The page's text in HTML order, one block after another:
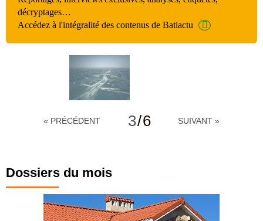
décryptages…
Accédez à l'intégralité des contenus de Batiactu
« PRÉCÉDENT 3/6 SUIVANT »
Dossiers du mois